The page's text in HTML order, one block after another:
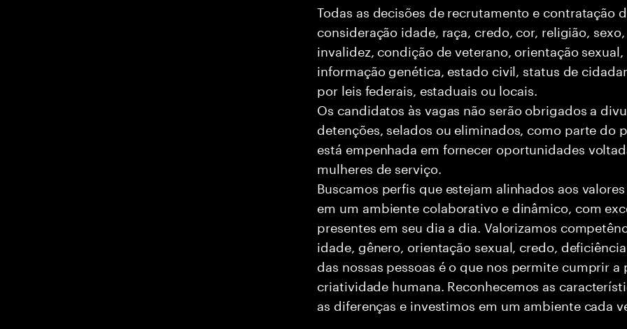
Todas as decisões de recrutamento e contratação
consideração idade, raça, credo, cor, religião,
invalidez, condição de veterano, orientação
informação genética, estado civil, status de
por leis federais, estaduais ou locais.
Os candidatos às vagas não serão obrigados a
detenções, selados ou eliminados, como parte do
está empenhada em fornecer oportunidades
mulheres de serviço.
Buscamos perfis que estejam alinhados aos
em um ambiente colaborativo e dinâmico, com
presentes em seu dia a dia. Valorizamos
idade, gênero, orientação sexual, credo,
das nossas pessoas é o que nos permite cumprir
criatividade humana. Reconhecemos as
as diferenças e investimos em um ambiente cada